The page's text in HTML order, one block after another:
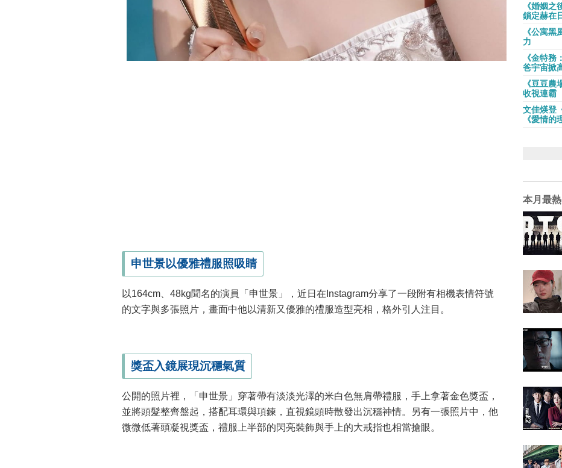
申世景以優雅禮服照吸睛
以164cm、48kg聞名的演員「申世景」，近日在Instagram分享了一段附有相機表情符號
的文字與多張照片，畫面中他以清新又優雅的禮服造型亮相，格外引人注目。
獎盃入鏡展現沉穩氣質
公開的照片裡，「申世景」穿著帶有淡淡光澤的米白色無肩帶禮服，手上拿著金色獎盃，
並將頭髮整齊盤起，搭配耳環與項鍊，直視鏡頭時散發出沉穩神情。另有一張照片中，他
微微低著頭凝視獎盃，禮服上半部的閃亮裝飾與手上的大戒指也相當搶眼。
《婚姻
鎖定赫在
《公寓
力
《金特
爸宇宙掀
《豆豆
收視連霸
文佳煐登
《愛情
本月最